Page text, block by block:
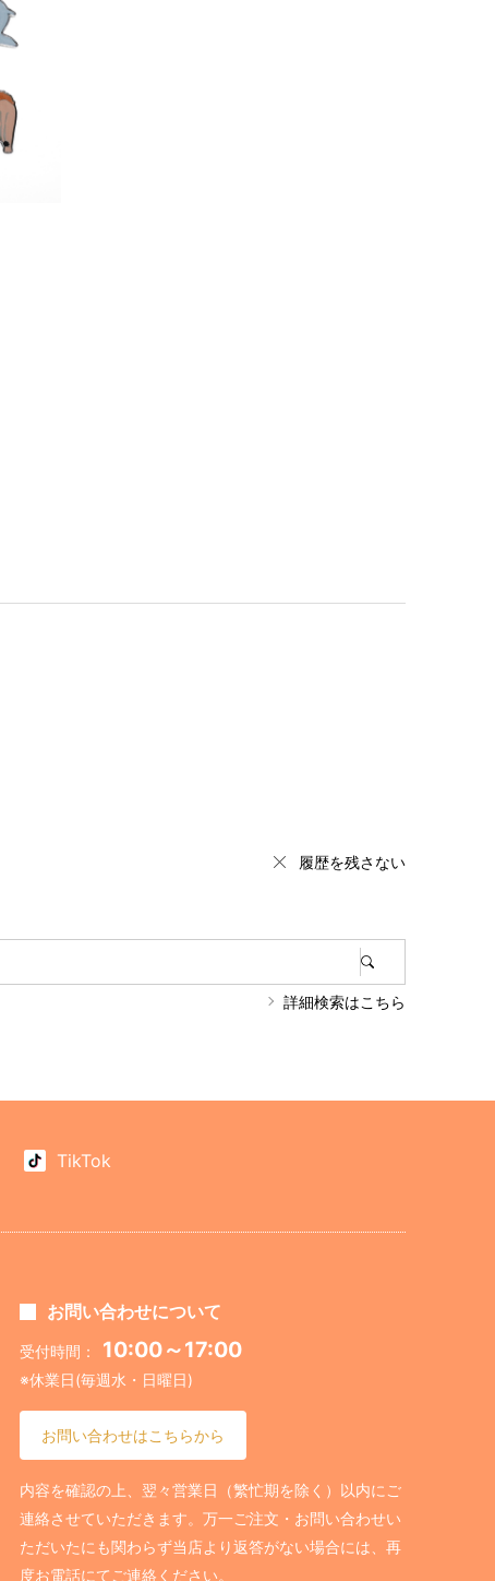
履歴を残さない
詳細検索はこちら
TikTok
お問い合わせについて
受付時間： 10:00～17:00
※休業日(毎週水・日曜日)
お問い合わせはこちらから
内容を確認の上、翌々営業日（繁忙期を除く）以内にご
連絡させていただきます。万一ご注文・お問い合わせい
ただいたにも関わらず当店より返答がない場合には、再
度お電話にてご連絡ください。